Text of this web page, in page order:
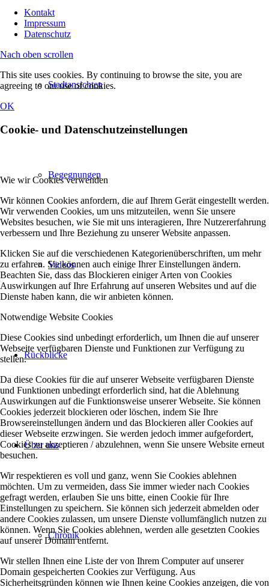
Stadtansichten
Begegnungen
Videos
Rückblicke
Über uns
Chronik
Kontakt
Impressum
Datenschutz
Nach oben scrollen
This site uses cookies. By continuing to browse the site, you are
agreeing to our use of cookies.
OK
Cookie- und Datenschutzeinstellungen
Wie wir Cookies verwenden
Wir können Cookies anfordern, die auf Ihrem Gerät eingestellt werden.
Wir verwenden Cookies, um uns mitzuteilen, wenn Sie unsere
Websites besuchen, wie Sie mit uns interagieren, Ihre Nutzererfahrung
verbessern und Ihre Beziehung zu unserer Website anpassen.
Klicken Sie auf die verschiedenen Kategorienüberschriften, um mehr
zu erfahren. Sie können auch einige Ihrer Einstellungen ändern.
Beachten Sie, dass das Blockieren einiger Arten von Cookies
Auswirkungen auf Ihre Erfahrung auf unseren Websites und auf die
Dienste haben kann, die wir anbieten können.
Notwendige Website Cookies
Diese Cookies sind unbedingt erforderlich, um Ihnen die auf unserer
Webseite verfügbaren Dienste und Funktionen zur Verfügung zu
stellen.
Da diese Cookies für die auf unserer Webseite verfügbaren Dienste
und Funktionen unbedingt erforderlich sind, hat die Ablehnung
Auswirkungen auf die Funktionsweise unserer Webseite. Sie können
Cookies jederzeit blockieren oder löschen, indem Sie Ihre
Browsereinstellungen ändern und das Blockieren aller Cookies auf
dieser Webseite erzwingen. Sie werden jedoch immer aufgefordert,
Cookies zu akzeptieren / abzulehnen, wenn Sie unsere Website erneut
besuchen.
Wir respektieren es voll und ganz, wenn Sie Cookies ablehnen
möchten. Um zu vermeiden, dass Sie immer wieder nach Cookies
gefragt werden, erlauben Sie uns bitte, einen Cookie für Ihre
Einstellungen zu speichern. Sie können sich jederzeit abmelden oder
andere Cookies zulassen, um unsere Dienste vollumfänglich nutzen zu
können. Wenn Sie Cookies ablehnen, werden alle gesetzten Cookies
auf unserer Domain entfernt.
Wir stellen Ihnen eine Liste der von Ihrem Computer auf unserer
Domain gespeicherten Cookies zur Verfügung. Aus
Sicherheitsgründen können wie Ihnen keine Cookies anzeigen, die von